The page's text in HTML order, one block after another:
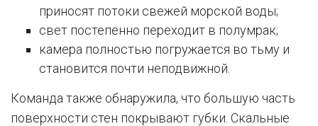
приносят потоки свежей морской воды;
свет постепенно переходит в полумрак;
камера полностью погружается во тьму и
становится почти неподвижной.
Команда также обнаружила, что большую часть
поверхности стен покрывают губки. Скальные